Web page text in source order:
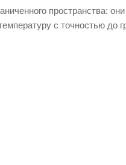
пространства:
с точностью до